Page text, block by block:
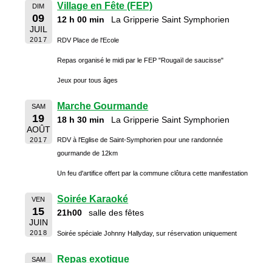
DIM
09
JUIL
2017
Village en Fête (FEP)
12 h 00 min La Gripperie Saint Symphorien
RDV Place de l'Ecole
Repas organisé le midi par le FEP "Rougaïl de saucisse"
Jeux pour tous âges
SAM
19
AOÛT
2017
Marche Gourmande
18 h 30 min La Gripperie Saint Symphorien
RDV à l'Eglise de Saint-Symphorien pour une randonnée
gourmande de 12km
Un feu d'artifice offert par la commune clôtura cette manifestation
VEN
15
JUIN
2018
Soirée Karaoké
21h00 salle des fêtes
Soirée spéciale Johnny Hallyday, sur réservation uniquement
SAM Repas exotique